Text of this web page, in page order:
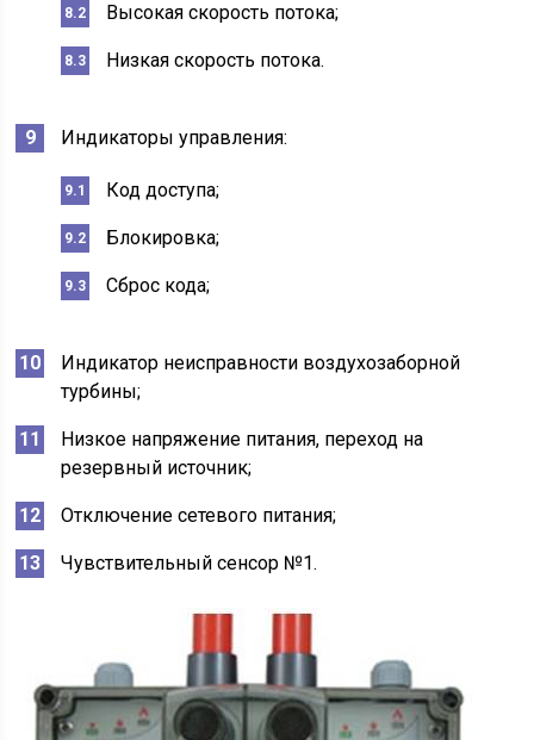
Высокая скорость потока;
Низкая скорость потока.
Индикаторы управления:
Код доступа;
Блокировка;
Сброс кода;
Индикатор неисправности воздухозаборной
турбины;
Низкое напряжение питания, переход на
резервный источник;
Отключение сетевого питания;
Чувствительный сенсор №1.